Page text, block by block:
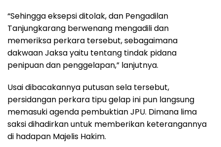
“Sehingga eksepsi ditolak, dan Pengadilan
Tanjungkarang berwenang mengadili dan
memeriksa perkara tersebut, sebagaimana
dakwaan Jaksa yaitu tentang tindak pidana
penipuan dan penggelapan,” lanjutnya.
Usai dibacakannya putusan sela tersebut,
persidangan perkara tipu gelap ini pun langsung
memasuki agenda pembuktian JPU. Dimana lima
saksi dihadirkan untuk memberikan keterangannya
di hadapan Majelis Hakim.